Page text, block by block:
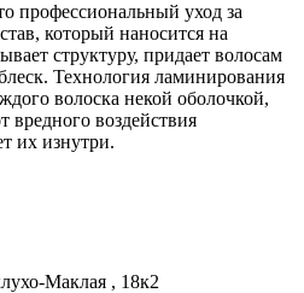
профессиональный уход за
который наносится на
структуру, придает волосам
Технология ламинирования
волоска некой оболочкой,
вредного воздействия
их изнутри.
Маклая , 18к2